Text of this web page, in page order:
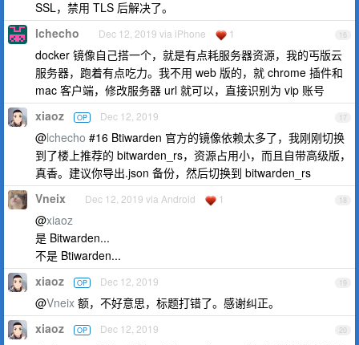
SSL，禁用 TLS 后解决了。
16
lchecho Dec 12, 2019 via iPhone 1
docker 镜像自己搭一个，就是有点耗服务器资源，我的丐版云
服务器，跑着有点吃力。我不用 web 版的，就 chrome 插件和
mac 客户端，修改服务器 url 就可以，直接识别为 vip 账号
17
xiaoz OP Dec 12, 2019
@lchecho #16 Btiwarden 官方的镜像依赖太多了，我刚刚切换
到了楼上推荐的 bitwarden_rs，资源占用小，而且自带高级版，
真香。建议你导出.json 备份，然后切换到 bitwarden_rs
18
Vneix Dec 12, 2019 via Android 1
@xiaoz
是 Bitwarden...
不是 Btiwarden...
19
xiaoz OP Dec 12, 2019
@Vneix 额，不好意思，标题打错了。感谢纠正。
20
xiaoz OP Dec 12, 2019